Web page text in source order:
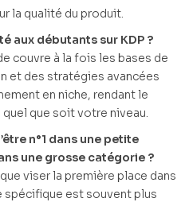
la qualité du produit.
aux débutants sur KDP ?
couvre à la fois les bases de
et des stratégies avancées
en niche, rendant le
que soit votre niveau.
n°1 dans une petite
une grosse catégorie ?
viser la première place dans
est souvent plus